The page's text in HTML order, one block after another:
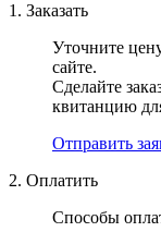
1. Заказать
Уточните
сайте.
Сделайте
квитанцию
Отправить
2. Оплатить
Способы